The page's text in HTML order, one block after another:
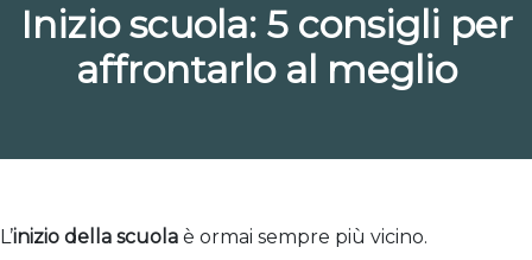
Inizio scuola: 5 consigli per
affrontarlo al meglio
L’inizio della scuola è ormai sempre più vicino.